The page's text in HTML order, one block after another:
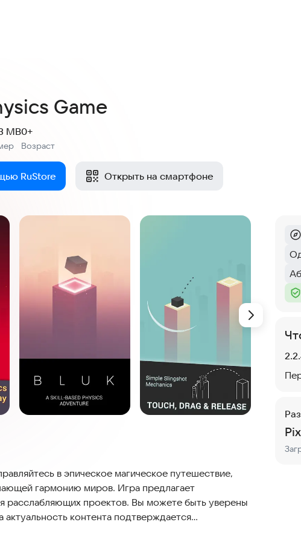
Game
MB
Возраст
0+
RuStore Открыть на смартфоне
в эпическое магическое путешествие,
гармонию миров. Игра предлагает
расслабляющих проектов. Вы можете быть уверены
контента подтверждается
Тег